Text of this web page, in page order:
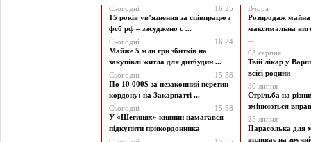
Сьогодні
16:25
15 років ув’язнення за співпрацю з
фсб рф – засуджено с ...
Сьогодні
16:24
Майже 5 млн грн збитків на
закупівлі житла для дитбудин ...
Сьогодні
15:58
По 10 000$ за незаконний перетин
кордону: на Закарпатті ...
Сьогодні
15:58
У «Шегинях» киянин намагався
підкупити прикордонника
Вчора
Розпродаж майна
максимальна
...
03 серпня
Твій лікар у
всієї родини
30 липня
Стрільба на
змінюються
25 липня
Парасолька для
впливає на